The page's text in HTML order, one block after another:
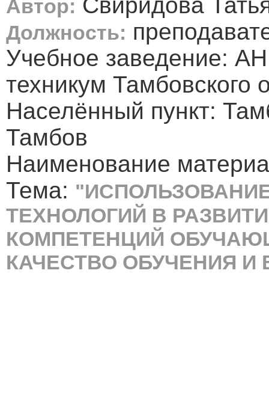
Автор:
Должность:
Учебное заведение:
техникум Тамбовского
Населённый пункт:
Тамбов
Наименование
Тема:
ТЕХНОЛОГИЙ В
КОМПЕТЕНЦИЙ
КАЧЕСТВО ОБУЧЕНИЯ И